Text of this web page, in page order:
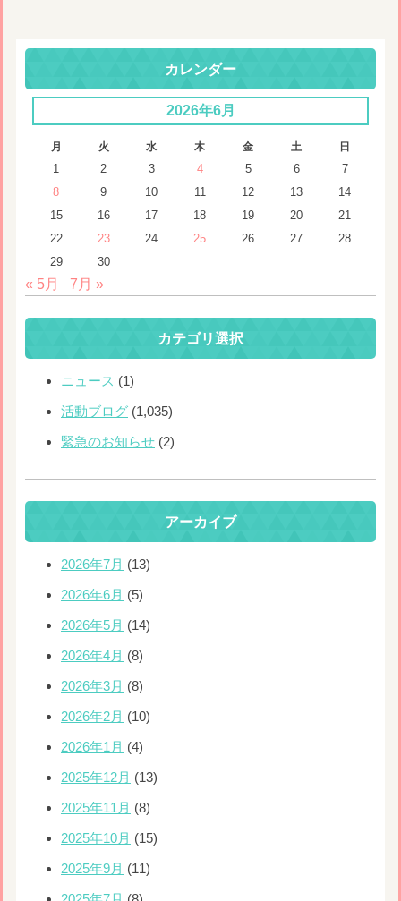
カレンダー
2026年6月
月 火 水 木 金 土 日
1 2 3 4 5 6
7
8
9 10 11 12 13
14
15
16 17 18 19 20
21
22
23 24 25 26 27
28
29
30
« 5月 7月 »
カテゴリ選択
ニュース (1)
活動ブログ (1,035)
緊急のお知らせ (2)
アーカイブ
2026年7月 (13)
2026年6月 (5)
2026年5月 (14)
2026年4月 (8)
2026年3月 (8)
2026年2月 (10)
2026年1月 (4)
2025年12月 (13)
2025年11月 (8)
2025年10月 (15)
2025年9月 (11)